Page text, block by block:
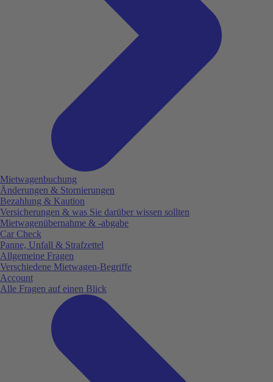
Mietwagenbuchung
Änderungen & Stornierungen
Bezahlung & Kaution
Versicherungen & was Sie darüber wissen sollten
Mietwagenübernahme & -abgabe
Car Check
Panne, Unfall & Strafzettel
Allgemeine Fragen
Verschiedene Mietwagen-Begriffe
Account
Alle Fragen auf einen Blick